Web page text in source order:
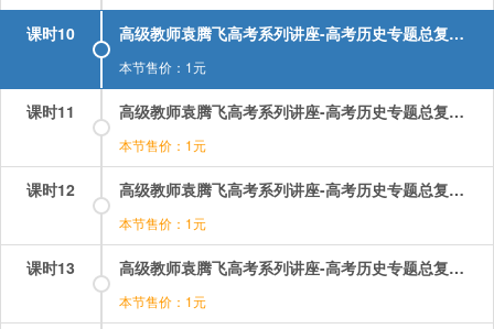
课时10 高级教师袁腾飞高考系列讲座-高考历史专题总复习：10.mp4
本节售价：1元
课时11 高级教师袁腾飞高考系列讲座-高考历史专题总复习：11.mp4
本节售价：1元
课时12 高级教师袁腾飞高考系列讲座-高考历史专题总复习：12.mp4
本节售价：1元
课时13 高级教师袁腾飞高考系列讲座-高考历史专题总复习：13.mp4
本节售价：1元